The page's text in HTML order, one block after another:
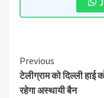
Previous
टेलीग्राम को दिल्ली
रहेगा अस्थायी बैन